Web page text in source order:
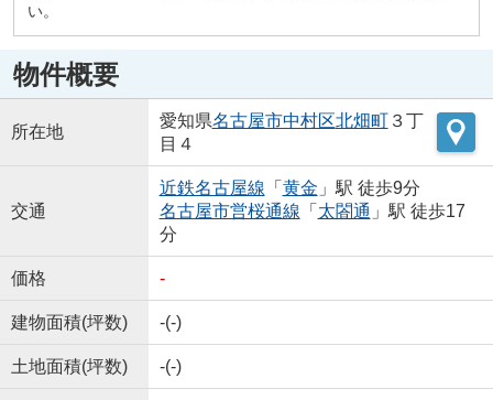
い。
物件概要
所在地
愛知県名古屋市中村区北畑町３丁
目４
交通
近鉄名古屋線 「 黄金 」駅 徒歩9分
名古屋市営桜通線 「 太閤通 」駅 徒歩17
分
価格 -
建物面積(坪数) -(-)
土地面積(坪数) -(-)